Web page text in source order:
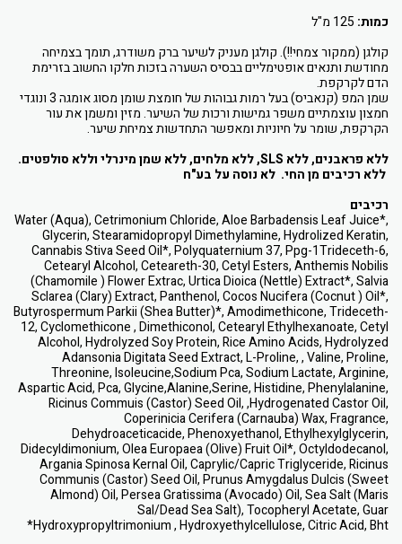
כמות: 125 מ"ל
קולגן (ממקור צמחי!!). קולגן מעניק לשיער ברק משודרג, תומך בצמיחה
מחודשת ותנאים אופטימליים בבסיס השערה בזכות חלקו החשוב בזרימת
הדם לקרקפת.
שמן המפ (קנאביס) בעל רמות גבוהות של חומצת שומן מסוג אומגה 3 ונוגדי
חמצון עוצמתיים משפר גמישות ורכות של השיער. מזין ומשמן את עור
הקרקפת, שומר על חיוניות ומאפשר התחדשות צמיחת שיער.
ללא פראבנים, ללא SLS, ללא מלחים, ללא שמן מינרלי וללא סולפטים.
ללא רכיבים מן החי. לא נוסה על בע"ח
רכיבים
Water (Aqua), Cetrimonium Chloride, Aloe Barbadensis Leaf Juice*,
Glycerin, Stearamidopropyl Dimethylamine, Hydrolized Keratin,
Cannabis Stiva Seed Oil*, Polyquaternium 37, Ppg-1Trideceth-6,
Cetearyl Alcohol, Ceteareth-30, Cetyl Esters, Anthemis Nobilis
(Chamomile ) Flower Extrac, Urtica Dioica (Nettle) Extract*, Salvia
Sclarea (Clary) Extract, Panthenol, Cocos Nucifera (Cocnut ) Oil*,
Butyrospermum Parkii (Shea Butter)*, Amodimethicone, Trideceth-
12, Cyclomethicone , Dimethiconol, Cetearyl Ethylhexanoate, Cetyl
Alcohol, Hydrolyzed Soy Protein, Rice Amino Acids, Hydrolyzed
Adansonia Digitata Seed Extract, L-Proline, , Valine, Proline,
Threonine, Isoleucine,Sodium Pca, Sodium Lactate, Arginine,
Aspartic Acid, Pca, Glycine,Alanine,Serine, Histidine, Phenylalanine,
Ricinus Commuis (Castor) Seed Oil, ,Hydrogenated Castor Oil,
Coperinicia Cerifera (Carnauba) Wax, Fragrance,
Dehydroaceticacide, Phenoxyethanol, Ethylhexylglycerin,
Didecyldimonium, Olea Europaea (Olive) Fruit Oil*, Octyldodecanol,
Argania Spinosa Kernal Oil, Caprylic/Capric Triglyceride, Ricinus
Communis (Castor) Seed Oil, Prunus Amygdalus Dulcis (Sweet
Almond) Oil, Persea Gratissima (Avocado) Oil, Sea Salt (Maris
Sal/Dead Sea Salt), Tocopheryl Acetate, Guar
Hydroxypropyltrimonium , Hydroxyethylcellulose, Citric Acid, Bht*